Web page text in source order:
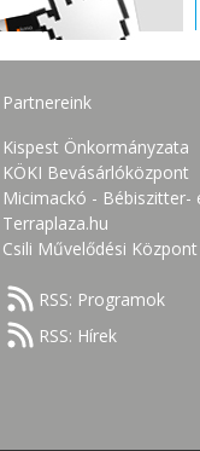
Partnereink
Kispest Önkormányzata
KÖKI Bevásárlóközpont
Micimackó - Bébiszitter-
Terraplaza.hu
Csili Művelődési Központ
RSS: Programok
RSS: Hírek